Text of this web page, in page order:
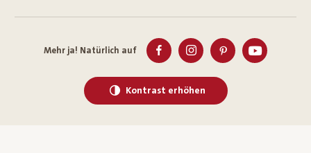
Mehr ja! Natürlich auf
Kontrast erhöhen